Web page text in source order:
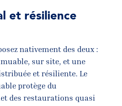
et résilience
nativement des deux :
sur site, et une
et résiliente. Le
protège du
des restaurations quasi